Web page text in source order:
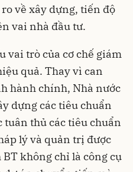
về xây dựng, tiến độ
vai nhà đầu tư.
vai trò của cơ chế giám
quả. Thay vì can
hành chính, Nhà nước
dựng các tiêu chuẩn
thủ các tiêu chuẩn
lý và quản trị được
không chỉ là công cụ